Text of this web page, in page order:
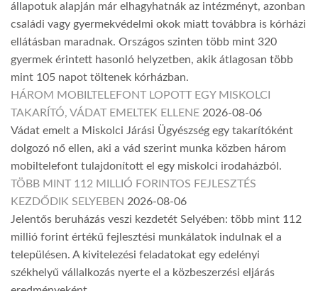
állapotuk alapján már elhagyhatnák az intézményt, azonban
családi vagy gyermekvédelmi okok miatt továbbra is kórházi
ellátásban maradnak. Országos szinten több mint 320
gyermek érintett hasonló helyzetben, akik átlagosan több
mint 105 napot töltenek kórházban.
HÁROM MOBILTELEFONT LOPOTT EGY MISKOLCI
TAKARÍTÓ, VÁDAT EMELTEK ELLENE 2026-08-06
Vádat emelt a Miskolci Járási Ügyészség egy takarítóként
dolgozó nő ellen, aki a vád szerint munka közben három
mobiltelefont tulajdonított el egy miskolci irodaházból.
TÖBB MINT 112 MILLIÓ FORINTOS FEJLESZTÉS
KEZDŐDIK SELYEBEN 2026-08-06
Jelentős beruházás veszi kezdetét Selyében: több mint 112
millió forint értékű fejlesztési munkálatok indulnak el a
településen. A kivitelezési feladatokat egy edelényi
székhelyű vállalkozás nyerte el a közbeszerzési eljárás